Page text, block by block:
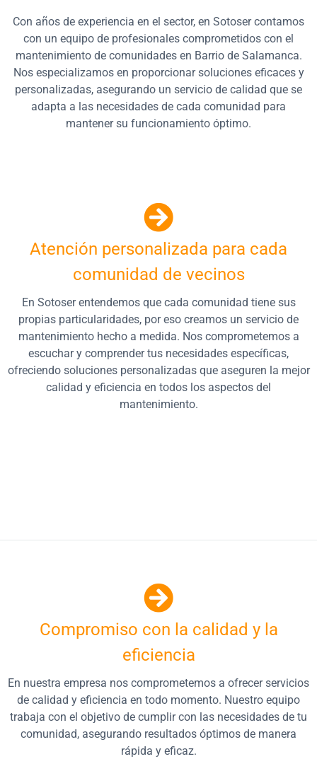
Con años de experiencia en el sector, en Sotoser contamos
con un equipo de profesionales comprometidos con el
mantenimiento de comunidades en Barrio de Salamanca.
Nos especializamos en proporcionar soluciones eficaces y
personalizadas, asegurando un servicio de calidad que se
adapta a las necesidades de cada comunidad para
mantener su funcionamiento óptimo.
Atención personalizada para cada
comunidad de vecinos
En Sotoser entendemos que cada comunidad tiene sus
propias particularidades, por eso creamos un servicio de
mantenimiento hecho a medida. Nos comprometemos a
escuchar y comprender tus necesidades específicas,
ofreciendo soluciones personalizadas que aseguren la mejor
calidad y eficiencia en todos los aspectos del
mantenimiento.
Compromiso con la calidad y la
eficiencia
En nuestra empresa nos comprometemos a ofrecer servicios
de calidad y eficiencia en todo momento. Nuestro equipo
trabaja con el objetivo de cumplir con las necesidades de tu
comunidad, asegurando resultados óptimos de manera
rápida y eficaz.